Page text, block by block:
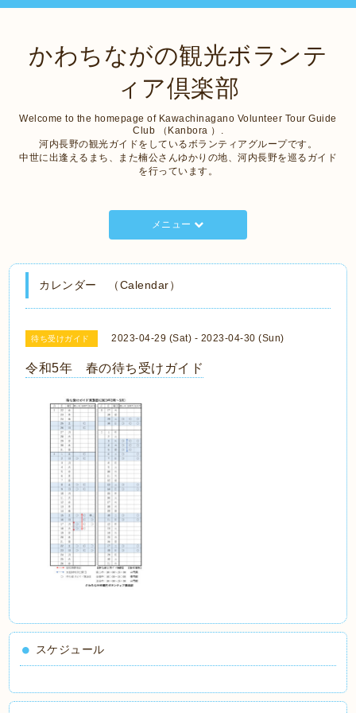
かわちながの観光ボランテ
ィア倶楽部
Welcome to the homepage of Kawachinagano Volunteer Tour Guide
Club （Kanbora ）.
河内長野の観光ガイドをしているボランティアグループです。
中世に出逢えるまち、また楠公さんゆかりの地、河内長野を巡るガイド
を行っています。
メニュー
カレンダー （Calendar）
待ち受けガイド 2023-04-29 (Sat) - 2023-04-30 (Sun)
令和5年 春の待ち受けガイド
スケジュール